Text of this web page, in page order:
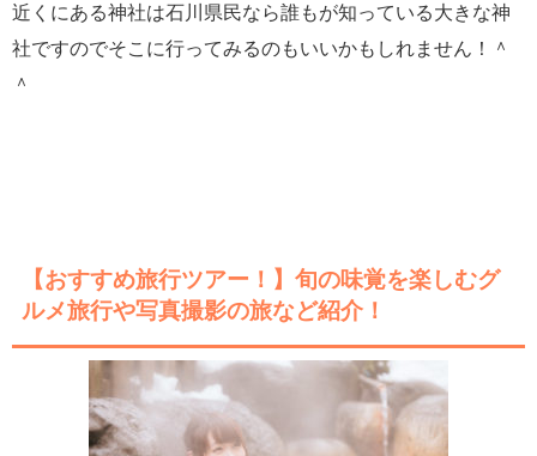
近くにある神社は石川県民なら誰もが知っている大きな神
社ですのでそこに行ってみるのもいいかもしれません！＾
＾
【おすすめ旅行ツアー！】旬の味覚を楽しむグ
ルメ旅行や写真撮影の旅など紹介！